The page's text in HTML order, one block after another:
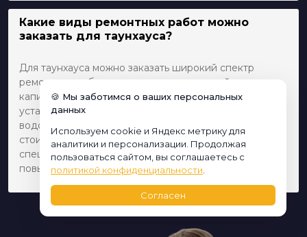
Какие виды ремонтных работ можно
заказать для таунхауса?
Для таунхауса можно заказать широкий спектр
ремонтных работ, включая косметический ремонт,
капитальный ремонт, перепланировку, а также
установку и замену инженерных систем (электрика,
водоснабжение, отопление). Особенное внимание
стоит уделить выбору материалов, учитывающих
специфику проживания в таунхаусе, например,
повышенные требования к тепло- и звукоизоляции.
🍪 Мы заботимся о ваших персональных
данных
Используем cookie и Яндекс метрику для
аналитики и персонализации. Продолжая
пользоваться сайтом, вы соглашаетесь с
политикой конфиденциальности
Согласен